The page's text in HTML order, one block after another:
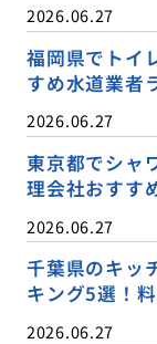
2026.06.27
福岡県でトイ
すめ水道業者
2026.06.27
東京都でシャ
理会社おすす
2026.06.27
千葉県のキッ
キング5選！
2026.06.27